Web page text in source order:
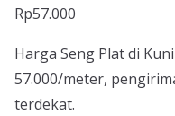
Rp57.000
Harga Seng Plat di
57.000/meter,
terdekat.